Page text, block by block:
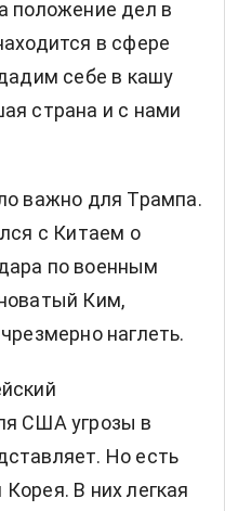
положение дел в
в сфере
себе в кашу
страна и с нами
важно для Трампа.
с Китаем о
по военным
Ким,
наглеть.
США угрозы в
Но есть
В них легкая